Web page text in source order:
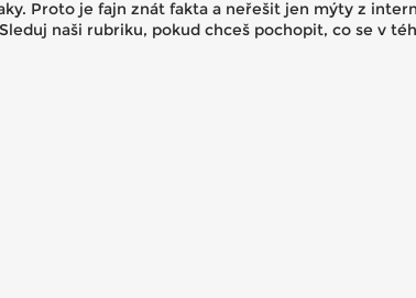
Proto je fajn znát fakta a neřešit jen mýty z
naši rubriku, pokud chceš pochopit, co se v